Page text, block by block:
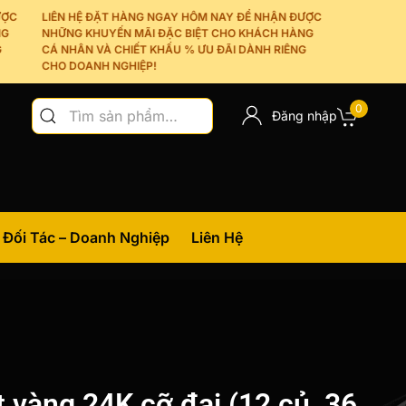
LIÊN HỆ ĐẶT HÀNG NGAY HÔM NAY ĐỂ NHẬN ĐƯỢC
NHỮNG KHUYẾN MÃI ĐẶC BIỆT CHO KHÁCH HÀNG
CÁ NHÂN VÀ CHIẾT KHẤU % ƯU ĐÃI DÀNH RIÊNG
CHO DOANH NGHIỆP!
Đối Tác – Doanh Nghiệp Liên Hệ
Tìm
kiếm:
Đăng nhập 0